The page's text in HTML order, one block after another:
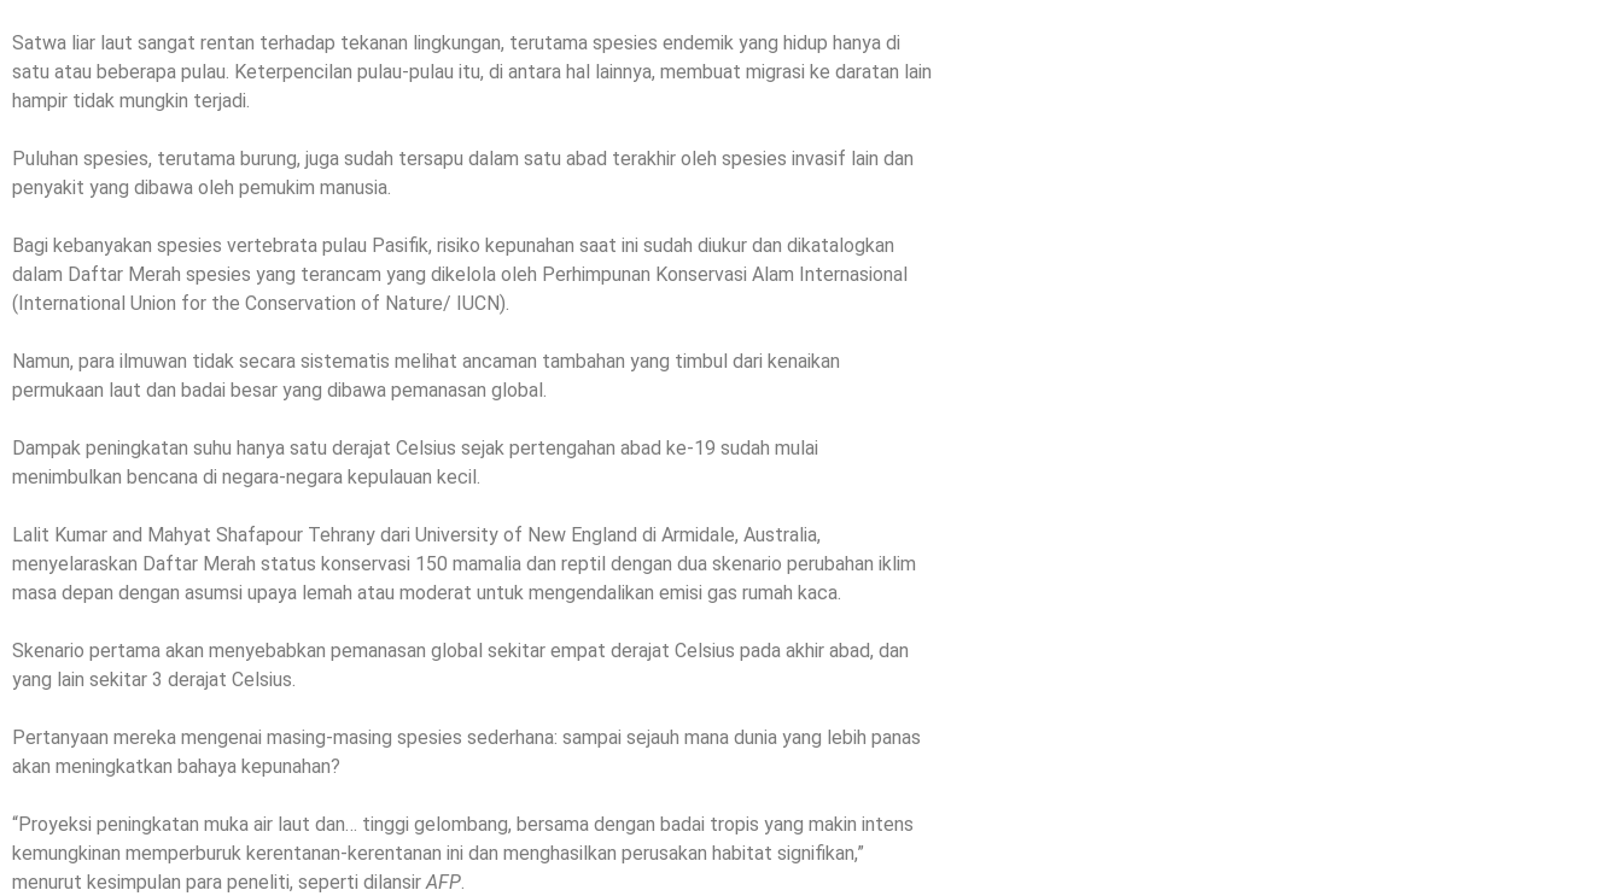
Satwa liar laut sangat rentan terhadap tekanan lingkungan, terutama spesies endemik yang hidup hanya di
satu atau beberapa pulau. Keterpencilan pulau-pulau itu, di antara hal lainnya, membuat migrasi ke daratan lain
hampir tidak mungkin terjadi.
Puluhan spesies, terutama burung, juga sudah tersapu dalam satu abad terakhir oleh spesies invasif lain dan
penyakit yang dibawa oleh pemukim manusia.
Bagi kebanyakan spesies vertebrata pulau Pasifik, risiko kepunahan saat ini sudah diukur dan dikatalogkan
dalam Daftar Merah spesies yang terancam yang dikelola oleh Perhimpunan Konservasi Alam Internasional
(International Union for the Conservation of Nature/ IUCN).
Namun, para ilmuwan tidak secara sistematis melihat ancaman tambahan yang timbul dari kenaikan
permukaan laut dan badai besar yang dibawa pemanasan global.
Dampak peningkatan suhu hanya satu derajat Celsius sejak pertengahan abad ke-19 sudah mulai
menimbulkan bencana di negara-negara kepulauan kecil.
Lalit Kumar and Mahyat Shafapour Tehrany dari University of New England di Armidale, Australia,
menyelaraskan Daftar Merah status konservasi 150 mamalia dan reptil dengan dua skenario perubahan iklim
masa depan dengan asumsi upaya lemah atau moderat untuk mengendalikan emisi gas rumah kaca.
Skenario pertama akan menyebabkan pemanasan global sekitar empat derajat Celsius pada akhir abad, dan
yang lain sekitar 3 derajat Celsius.
Pertanyaan mereka mengenai masing-masing spesies sederhana: sampai sejauh mana dunia yang lebih panas
akan meningkatkan bahaya kepunahan?
“Proyeksi peningkatan muka air laut dan… tinggi gelombang, bersama dengan badai tropis yang makin intens
kemungkinan memperburuk kerentanan-kerentanan ini dan menghasilkan perusakan habitat signifikan,”
menurut kesimpulan para peneliti, seperti dilansirAFP.